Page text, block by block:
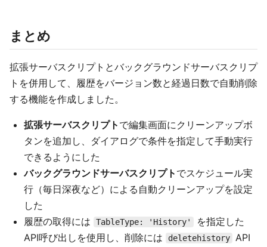
まとめ
拡張サーバスクリプトとバックグラウンドサーバスクリプ
トを併用して、履歴をバージョン数と経過日数で自動削除
する機能を作成しました。
拡張サーバスクリプト で編集画面にクリーンアップボ
タンを追加し、ダイアログで条件を指定して手動実行
できるようにした
バックグラウンドサーバスクリプト でスケジュール実
行（毎日深夜など）による自動クリーンアップを設定
した
履歴の取得には
TableType: 'History'
を指定した
API呼び出しを使用し、削除には
deletehistory API